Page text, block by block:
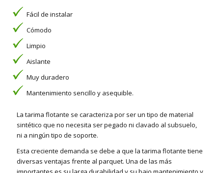
Fácil de instalar
Cómodo
Limpio
Aislante
Muy duradero
Mantenimiento sencillo y asequible.
La tarima flotante se caracteriza por ser un tipo de material
sintético que no necesita ser pegado ni clavado al subsuelo,
ni a ningún tipo de soporte.
Esta creciente demanda se debe a que la tarima flotante tiene
diversas ventajas frente al parquet. Una de las más